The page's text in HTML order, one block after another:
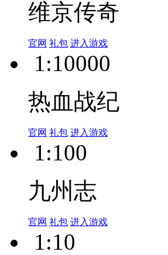
维京传奇
官网 礼包 进入游戏
1:10000
热血战纪
官网 礼包 进入游戏
1:100
九州志
官网 礼包 进入游戏
1:10